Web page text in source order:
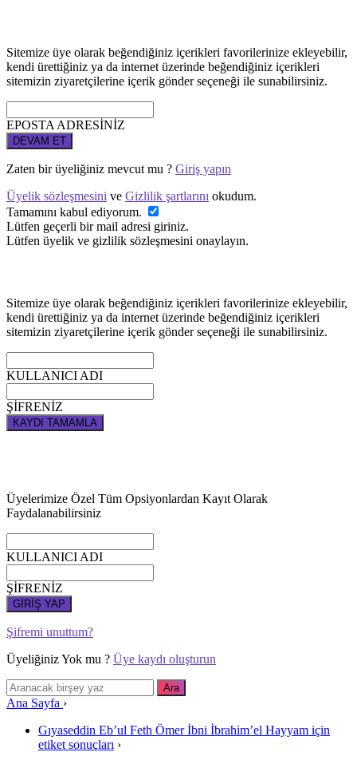
Sitemize üye olarak beğendiğiniz içerikleri favorilerinize ekleyebilir,
kendi ürettiğiniz ya da internet üzerinde beğendiğiniz içerikleri
sitemizin ziyaretçilerine içerik gönder seçeneği ile sunabilirsiniz.
EPOSTA ADRESİNİZ
DEVAM ET
Zaten bir üyeliğiniz mevcut mu ? Giriş yapın
Üyelik sözleşmesini ve Gizlilik şartlarını okudum.
Tamamını kabul ediyorum.
Lütfen geçerli bir mail adresi giriniz.
Lütfen üyelik ve gizlilik sözleşmesini onaylayın.
Sitemize üye olarak beğendiğiniz içerikleri favorilerinize ekleyebilir,
kendi ürettiğiniz ya da internet üzerinde beğendiğiniz içerikleri
sitemizin ziyaretçilerine içerik gönder seçeneği ile sunabilirsiniz.
KULLANICI ADI
ŞİFRENİZ
KAYDI TAMAMLA
Üyelerimize Özel Tüm Opsiyonlardan Kayıt Olarak
Faydalanabilirsiniz
KULLANICI ADI
ŞİFRENİZ
GİRİŞ YAP
Şifremi unuttum?
Üyeliğiniz Yok mu ? Üye kaydı oluşturun
Ana Sayfa ›
Gıyaseddin Eb’ul Feth Ömer İbni İbrahim’el Hayyam için
etiket sonuçları ›